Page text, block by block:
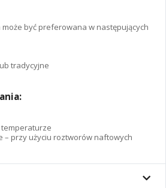
być preferowana w następujących
tradycyjne
– przy użyciu roztworów naftowych